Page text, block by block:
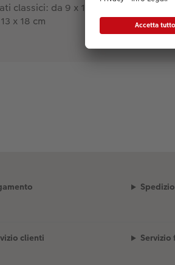
classici: da 9 x 13
x 18 cm
clienti Servizio